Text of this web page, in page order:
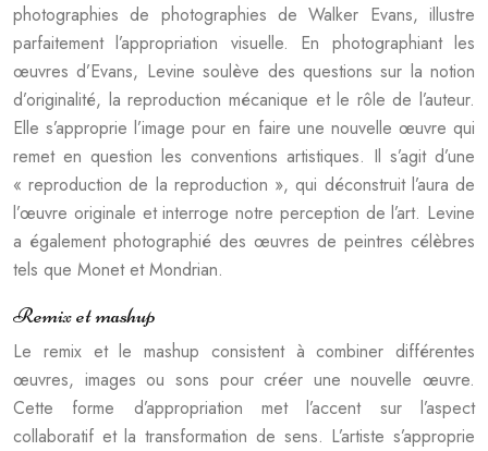
photographies de photographies de Walker Evans, illustre
parfaitement l’appropriation visuelle. En photographiant les
œuvres d’Evans, Levine soulève des questions sur la notion
d’originalité, la reproduction mécanique et le rôle de l’auteur.
Elle s’approprie l’image pour en faire une nouvelle œuvre qui
remet en question les conventions artistiques. Il s’agit d’une
« reproduction de la reproduction », qui déconstruit l’aura de
l’œuvre originale et interroge notre perception de l’art. Levine
a également photographié des œuvres de peintres célèbres
tels que Monet et Mondrian.
Remix et mashup
Le remix et le mashup consistent à combiner différentes
œuvres, images ou sons pour créer une nouvelle œuvre.
Cette forme d’appropriation met l’accent sur l’aspect
collaboratif et la transformation de sens. L’artiste s’approprie